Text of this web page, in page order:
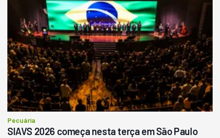
Pecuária
SIAVS 2026 começa nesta terça em São Paulo